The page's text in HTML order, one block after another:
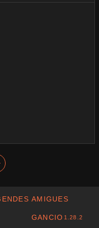
AMIGUES
GANCIO 1.28.2